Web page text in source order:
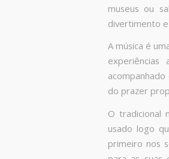
museus ou
divertimento e
A música é
do prazer
O tradicional
usado logo
primeiro nos